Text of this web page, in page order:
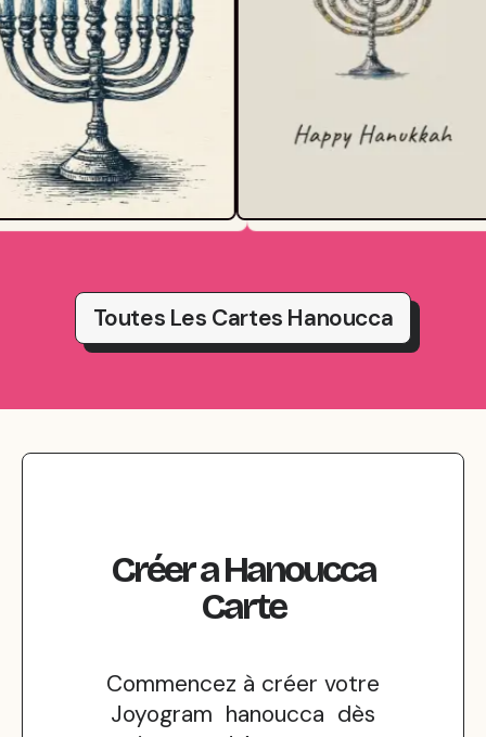
Toutes Les Cartes Hanoucca
CréeraHanoucca
Carte
Commencez à créer votre
Joyogram hanoucca dès